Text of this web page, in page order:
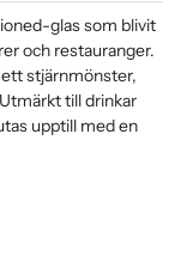
glas som blivit
och restauranger.
stjärnmönster,
till drinkar
upptill med en